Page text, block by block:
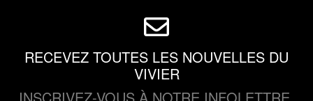
RECEVEZ TOUTES LES NOUVELLES DU
VIVIER